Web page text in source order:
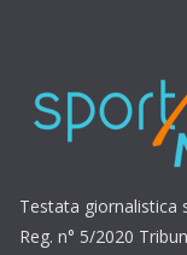
Testata giornalistica
Reg. n° 5/2020